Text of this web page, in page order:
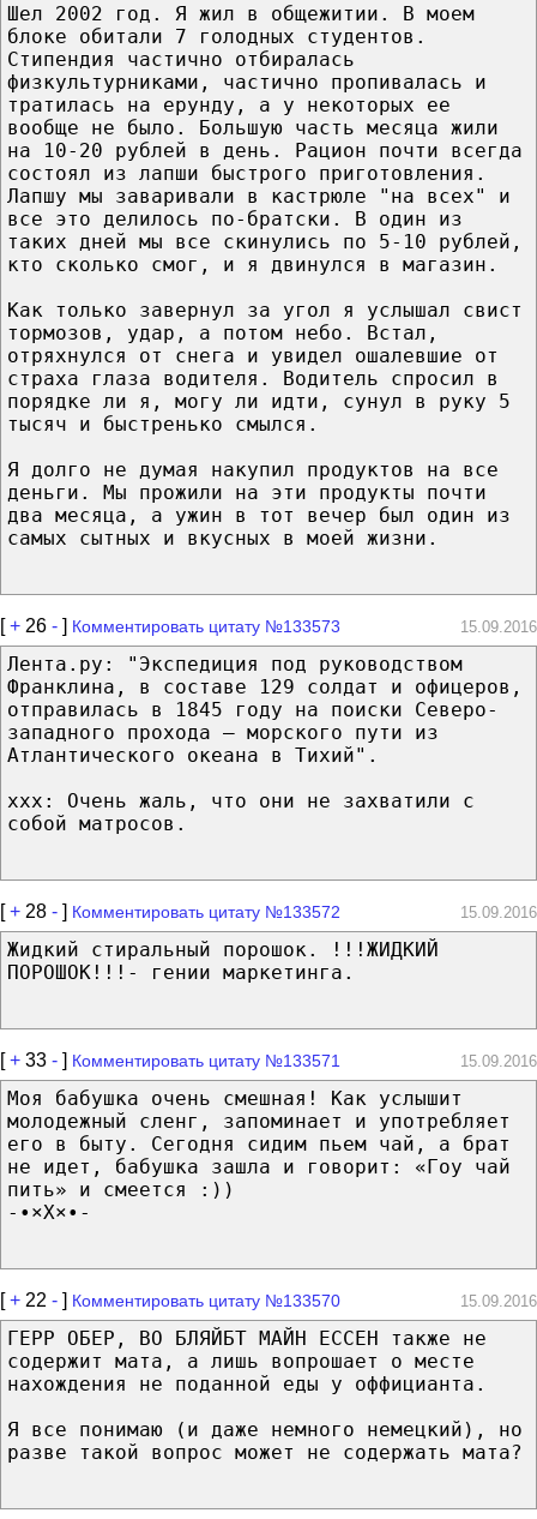
Шел 2002 год. Я жил в общежитии. В моем
блоке обитали 7 голодных студентов.
Стипендия частично отбиралась
физкультурниками, частично пропивалась и
тратилась на ерунду, а у некоторых ее
вообще не было. Большую часть месяца жили
на 10-20 рублей в день. Рацион почти всегда
состоял из лапши быстрого приготовления.
Лапшу мы заваривали в кастрюле "на всех" и
все это делилось по-братски. В один из
таких дней мы все скинулись по 5-10 рублей,
кто сколько смог, и я двинулся в магазин.
Как только завернул за угол я услышал свист
тормозов, удар, а потом небо. Встал,
отряхнулся от снега и увидел ошалевшие от
страха глаза водителя. Водитель спросил в
порядке ли я, могу ли идти, сунул в руку 5
тысяч и быстренько смылся.
Я долго не думая накупил продуктов на все
деньги. Мы прожили на эти продукты почти
два месяца, а ужин в тот вечер был один из
самых сытных и вкусных в моей жизни.
[+ 26 - ] Комментировать цитату №133573 15.09.2016
Лента.ру: "Экспедиция под руководством
Франклина, в составе 129 солдат и офицеров,
отправилась в 1845 году на поиски Северо-
западного прохода — морского пути из
Атлантического океана в Тихий".
ххх: Очень жаль, что они не захватили с
собой матросов.
[+ 28 - ] Комментировать цитату №133572 15.09.2016
Жидкий стиральный порошок. !!!ЖИДКИЙ
ПОРОШОК!!!- гении маркетинга.
[+ 33 - ] Комментировать цитату №133571 15.09.2016
Моя бабyшка очень смешная! Как услышит
молодежный сленг, запоминает и употребляет
его в быту. Сегодня сидим пьем чай, а брат
не идет, бабушка зашла и говорит: «Гоу чай
пить» и смеется :))
-•×X×•-
[+ 22 - ] Комментировать цитату №133570 15.09.2016
ГЕРР ОБЕР, ВО БЛЯЙБТ МАЙН ЕССЕН также не
содержит мата, а лишь вопрошает о месте
нахождения не поданной еды у оффицианта.
Я все понимаю (и даже немного немецкий), но
разве такой вопрос может не содержать мата?